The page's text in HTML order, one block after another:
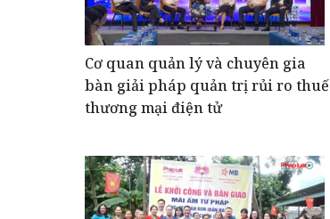
Cơ quan quản lý và chuyên gia
bàn giải pháp quản trị rủi ro thuế
thương mại điện tử